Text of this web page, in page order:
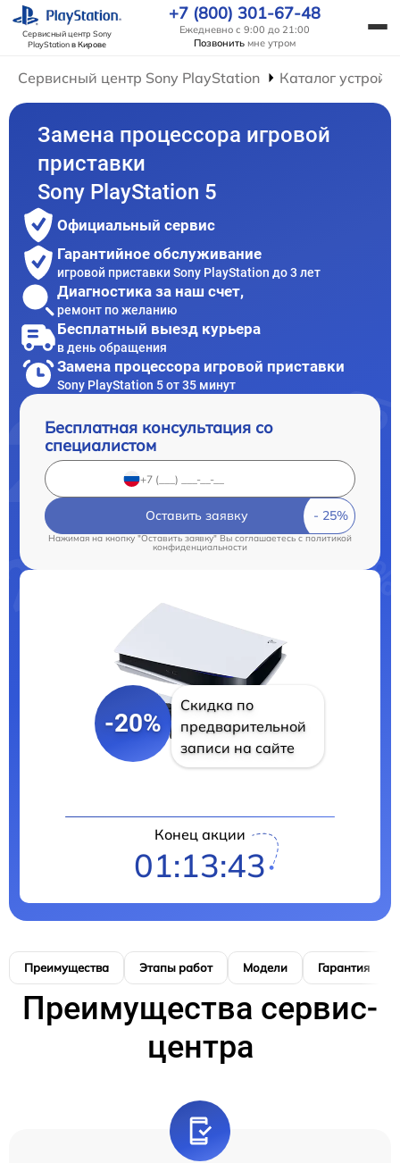
Сервисный центр Sony
PlayStationв Кирове
+7 (800) 301-67-48
Ежедневно с 9:00 до 21:00
Позвонить мне утром
Сервисный центр Sony PlayStation Каталог
Замена процессора игровой
приставки
Sony PlayStation 5
Официальный сервис
Гарантийное обслуживание
игровой приставки Sony PlayStation до 3 лет
Диагностика за наш счет,
ремонт по желанию
Бесплатный выезд курьера
в день обращения
Замена процессора игровой приставки
Sony PlayStation 5 от 35 минут
Бесплатная консультация со
специалистом
Оставить заявку
Нажимая на кнопку "Оставить заявку" Вы соглашаетесь cполитикой
конфиденциальности
-20%
Скидка по
предварительной
записи на сайте
Конец акции
01:13:42
Преимущества Этапы работ Модели Гарантия
Преимущества сервис-
центра